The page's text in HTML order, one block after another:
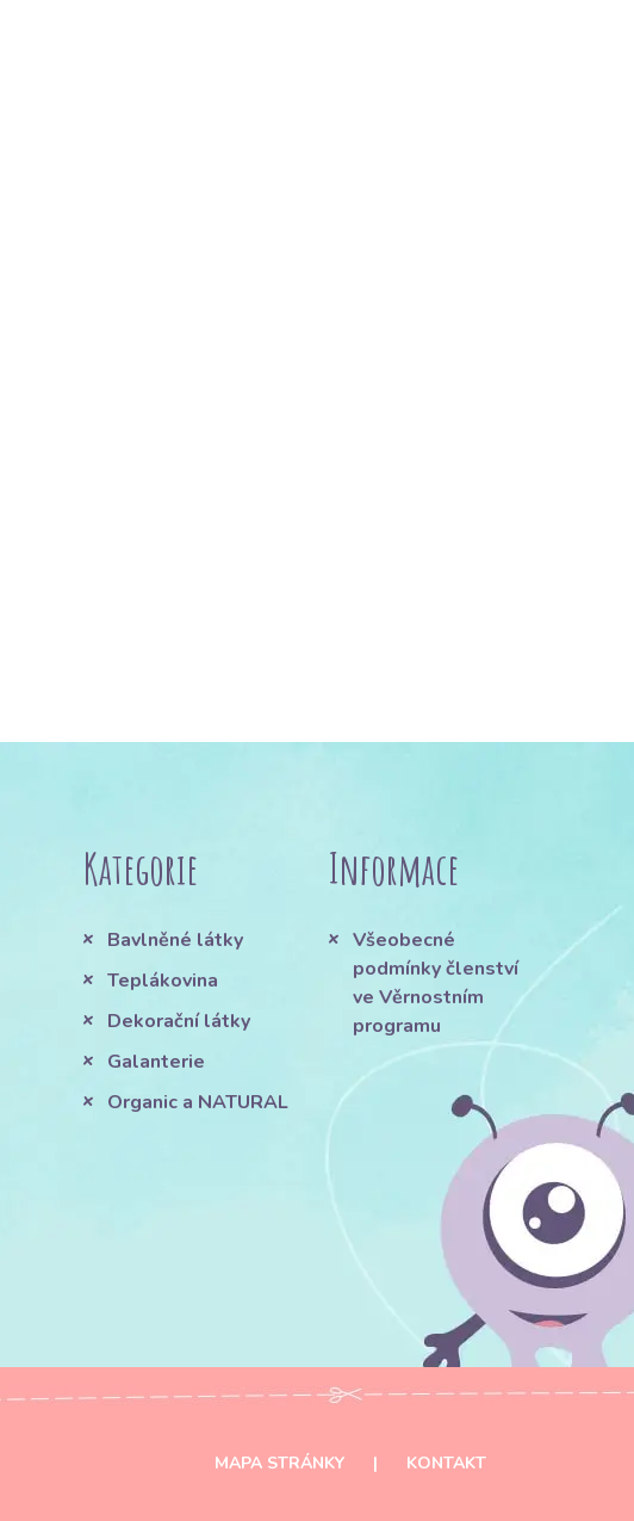
Kategorie
Bavlněné látky
Teplákovina
Dekorační látky
Galanterie
Organic a NATURAL
Informace
Všeobecné
podmínky členství
ve Věrnostním
programu
MAPA STRÁNKY | KONTAKT